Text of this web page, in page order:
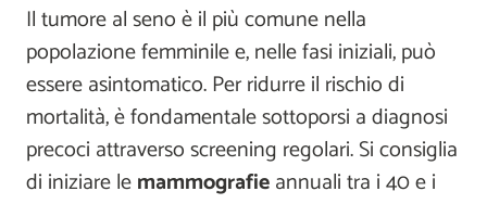
Il tumore al seno è il più comune nella
popolazione femminile e, nelle fasi iniziali, può
essere asintomatico. Per ridurre il rischio di
mortalità, è fondamentale sottoporsi a diagnosi
precoci attraverso screening regolari. Si consiglia
di iniziare lemammografieannuali tra i 40 e i